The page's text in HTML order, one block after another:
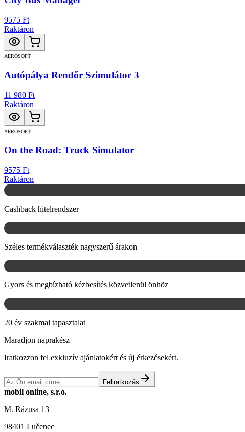
9575 Ft
Raktáron
AEROSOFT
Autópálya Rendőr Szimulátor 3
11 980 Ft
Raktáron
AEROSOFT
On the Road: Truck Simulator
9575 Ft
Raktáron
Cashback hitelrendszer
Széles termékválaszték nagyszerű árakon
Gyors és megbízható kézbesítés közvetlenül önhöz
20 év szakmai tapasztalat
Maradjon naprakész
Iratkozzon fel exkluzív ajánlatokért és új érkezésekért.
Feliratkozás
mobil online, s.r.o.
M. Rázusa 13
98401 Lučenec